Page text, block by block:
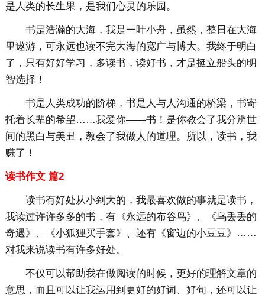
是人类的长生果，是我们心灵的乐园。
书是浩瀚的大海，我是一叶小舟，虽然，整日在大海
里遨游，可永远也读不完大海的宽广与博大。我终于明白
了，只有好好学习，多读书，读好书，才是挺立船头的明
智选择！
书是人类成功的阶梯，书是人与人沟通的桥梁，书寄
托着长辈的希望……我爱你——书！是你教会了我分辨世
间的黑白与美丑，教会了我做人的道理。所以，读书，我
赚了！
读书作文 篇2
读书有好处从小到大的，我最喜欢做的事就是读书，
我读过许许多多的书，有《永远的布谷鸟》、《乌丢丢的
奇遇》、《小狐狸买手套》、还有《窗边的小豆豆》……
对我来说读书有许多好处。
不仅可以帮助我在做阅读的时候，更好的理解文章的
意思，而且可以让我运用到更好的好词、好句，还可以让